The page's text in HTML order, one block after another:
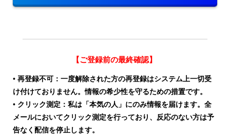
【ご登録前の最終確認】
• 再登録不可：一度解除された方の再登録はシステム上一切受
け付けておりません。情報の希少性を守るための措置です。
• クリック測定：私は「本気の人」にのみ情報を届けます。全
メールにおいてクリック測定を行っており、反応のない方は予
告なく配信を停止します。